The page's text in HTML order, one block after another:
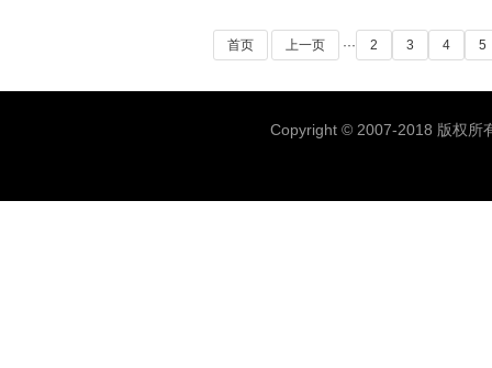
首页 上一页 ··· 2 3 4 5
Copyright © 2007-2018 版权所